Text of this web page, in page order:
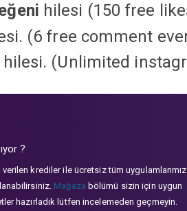
hilesi (150 free
(6 free comment
hilesi. (Unlimited
?
krediler ile ücretsiz tüm
Mağaza bölümü sizin için uygun
hazırladık lütfen incelemeden geçmeyin.